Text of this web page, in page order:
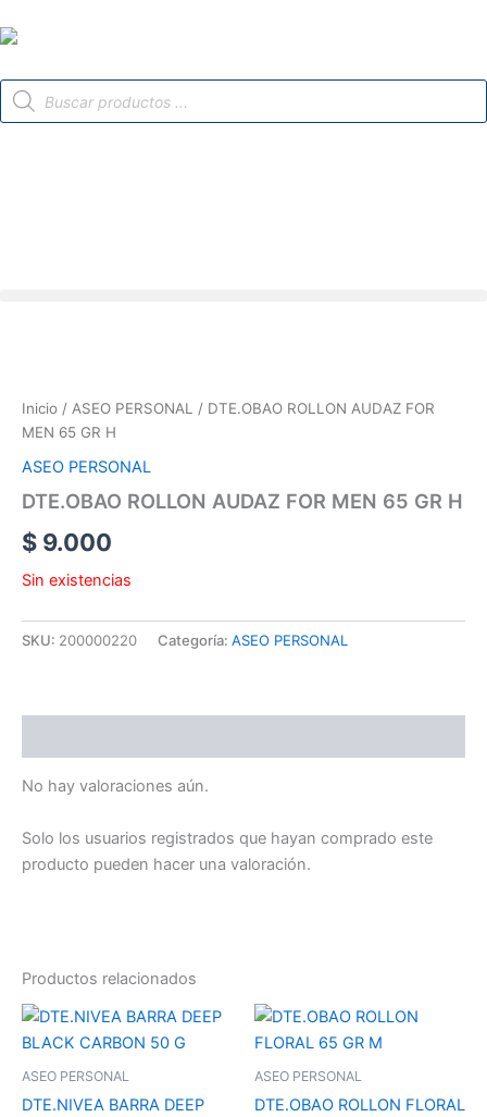
al
Búsqueda
de
Inicio / ASEO PERSONAL
/ DTE.OBAO ROLLON AUDAZ FOR
MEN 65 GR H
ASEO PERSONAL
DTE.OBAO ROLLON AUDAZ FOR MEN 65 GR H
$ 9.000
Sin existencias
SKU: 200000220 Categoría: ASEO PERSONAL
No hay valoraciones aún.
Solo los usuarios registrados que hayan comprado este
producto pueden hacer una valoración.
Productos relacionados
ASEO PERSONAL
DTE.NIVEA BARRA DEEP
ASEO PERSONAL
DTE.OBAO ROLLON FLORAL